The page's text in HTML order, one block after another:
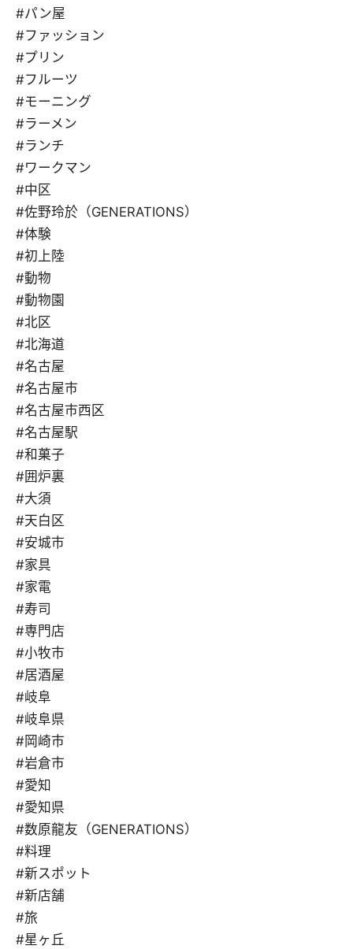
#パン屋
#ファッション
#プリン
#フルーツ
#モーニング
#ラーメン
#ランチ
#ワークマン
#中区
#佐野玲於（GENERATIONS）
#体験
#初上陸
#動物
#動物園
#北区
#北海道
#名古屋
#名古屋市
#名古屋市西区
#名古屋駅
#和菓子
#囲炉裏
#大須
#天白区
#安城市
#家具
#家電
#寿司
#専門店
#小牧市
#居酒屋
#岐阜
#岐阜県
#岡崎市
#岩倉市
#愛知
#愛知県
#数原龍友（GENERATIONS）
#料理
#新スポット
#新店舗
#旅
#星ヶ丘